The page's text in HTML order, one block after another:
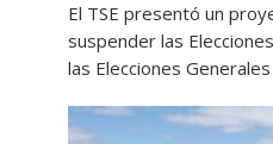
El TSE presentó un
suspender las
las Elecciones